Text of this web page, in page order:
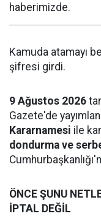
haberimizde.
Kamuda atamayı
şifresi girdi.
9 Ağustos 2026
Gazete'de
Kararnamesi ile
dondurma ve
ÖNCE ŞUNU
İPTAL DEĞİL